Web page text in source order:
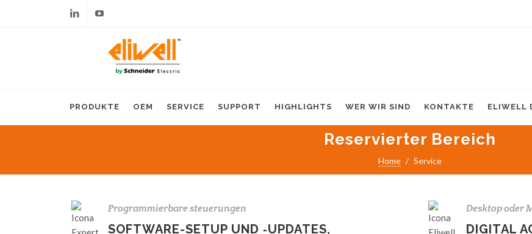
PRODUKTE OEM SERVICE SUPPORT HIGHLIGHTS WER WIR SIND KONTAKTE ELIWELL
Reservierter Bereich
Home Service
Programmierbare steuerungen
SOFTWARE-SETUP UND ‑UPDATES,
Desktop oder
DIGITAL